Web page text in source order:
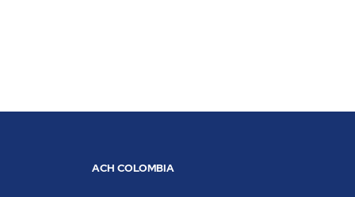
ACH COLOMBIA